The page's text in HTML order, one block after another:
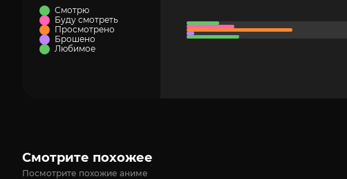
Смотрю
Буду смотреть
Просмотрено
Брошено
Любимое
Смотрите похожее
Посмотрите похожие аниме